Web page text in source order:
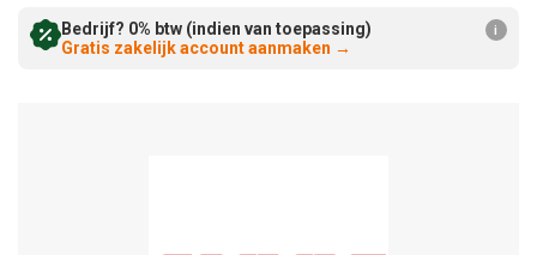
Bedrijf? 0% btw (indien van toepassing)
Gratis zakelijk account aanmaken →
i